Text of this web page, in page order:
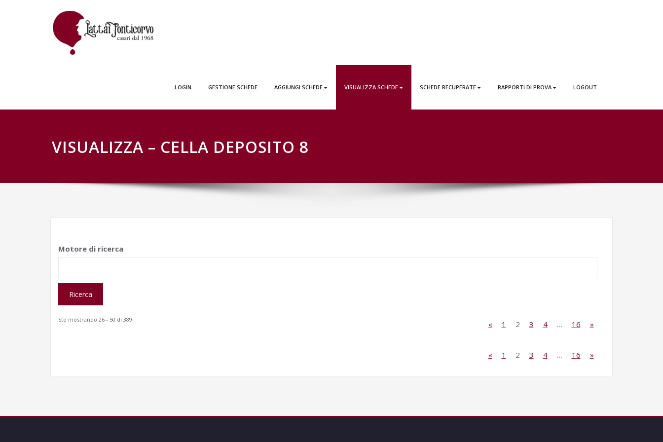
LOGIN GESTIONE SCHEDE AGGIUNGI SCHEDE VISUALIZZA SCHEDE SCHEDE RECUPERATE RAPPORTI DI PROVA LOGOUT
VISUALIZZA – CELLA DEPOSITO 8
Motore di ricerca
Sto mostrando 26 - 50 di 389 « 1 2 3 4 … 16 »
« 1 2 3 4 … 16 »